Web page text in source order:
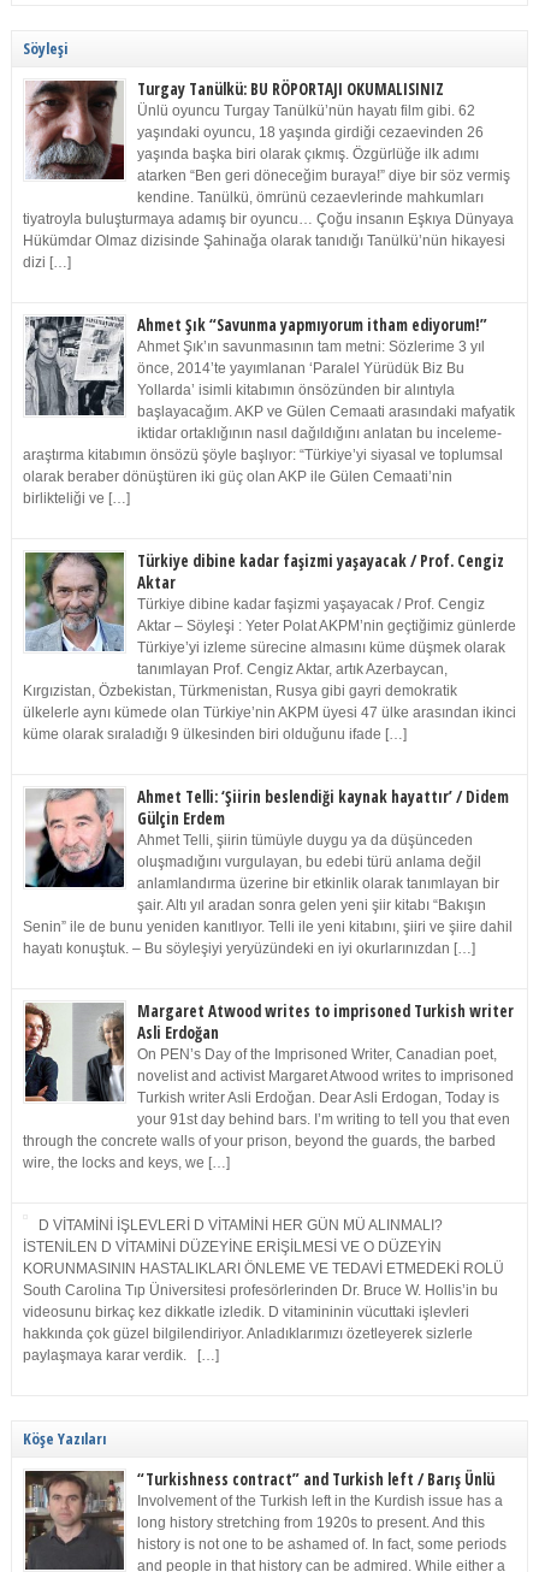
Söyleşi
Turgay Tanülkü: BU RÖPORTAJI OKUMALISINIZ
Ünlü oyuncu Turgay Tanülkü’nün hayatı film gibi. 62
yaşındaki oyuncu, 18 yaşında girdiği cezaevinden 26
yaşında başka biri olarak çıkmış. Özgürlüğe ilk adımı
atarken “Ben geri döneceğim buraya!” diye bir söz vermiş
kendine. Tanülkü, ömrünü cezaevlerinde mahkumları
tiyatroyla buluşturmaya adamış bir oyuncu… Çoğu insanın Eşkıya Dünyaya
Hükümdar Olmaz dizisinde Şahinağa olarak tanıdığı Tanülkü’nün hikayesi
dizi […]
Ahmet Şık “Savunma yapmıyorum itham ediyorum!”
Ahmet Şık’ın savunmasının tam metni: Sözlerime 3 yıl
önce, 2014’te yayımlanan ‘Paralel Yürüdük Biz Bu
Yollarda’ isimli kitabımın önsözünden bir alıntıyla
başlayacağım. AKP ve Gülen Cemaati arasındaki mafyatik
iktidar ortaklığının nasıl dağıldığını anlatan bu inceleme-
araştırma kitabımın önsözü şöyle başlıyor: “Türkiye’yi siyasal ve toplumsal
olarak beraber dönüştüren iki güç olan AKP ile Gülen Cemaati’nin
birlikteliği ve […]
Türkiye dibine kadar faşizmi yaşayacak / Prof. Cengiz
Aktar
Türkiye dibine kadar faşizmi yaşayacak / Prof. Cengiz
Aktar – Söyleşi : Yeter Polat AKPM’nin geçtiğimiz günlerde
Türkiye’yi izleme sürecine almasını küme düşmek olarak
tanımlayan Prof. Cengiz Aktar, artık Azerbaycan,
Kırgızistan, Özbekistan, Türkmenistan, Rusya gibi gayri demokratik
ülkelerle aynı kümede olan Türkiye’nin AKPM üyesi 47 ülke arasından ikinci
küme olarak sıraladığı 9 ülkesinden biri olduğunu ifade […]
Ahmet Telli: ‘Şiirin beslendiği kaynak hayattır’ / Didem
Gülçin Erdem
Ahmet Telli, şiirin tümüyle duygu ya da düşünceden
oluşmadığını vurgulayan, bu edebi türü anlama değil
anlamlandırma üzerine bir etkinlik olarak tanımlayan bir
şair. Altı yıl aradan sonra gelen yeni şiir kitabı “Bakışın
Senin” ile de bunu yeniden kanıtlıyor. Telli ile yeni kitabını, şiiri ve şiire dahil
hayatı konuştuk. – Bu söyleşiyi yeryüzündeki en iyi okurlarınızdan […]
Margaret Atwood writes to imprisoned Turkish writer
Asli Erdoğan
On PEN’s Day of the Imprisoned Writer, Canadian poet,
novelist and activist Margaret Atwood writes to imprisoned
Turkish writer Asli Erdoğan. Dear Asli Erdogan, Today is
your 91st day behind bars. I’m writing to tell you that even
through the concrete walls of your prison, beyond the guards, the barbed
wire, the locks and keys, we […]
D VİTAMİNİ İŞLEVLERİ D VİTAMİNİ HER GÜN MÜ ALINMALI?
İSTENİLEN D VİTAMİNİ DÜZEYİNE ERİŞİLMESİ VE O DÜZEYİN
KORUNMASININ HASTALIKLARI ÖNLEME VE TEDAVİ ETMEDEKİ ROLÜ
South Carolina Tıp Üniversitesi profesörlerinden Dr. Bruce W. Hollis’in bu
videosunu birkaç kez dikkatle izledik. D vitamininin vücuttaki işlevleri
hakkında çok güzel bilgilendiriyor. Anladıklarımızı özetleyerek sizlerle
paylaşmaya karar verdik. […]
Köşe Yazıları
“Turkishness contract” and Turkish left / Barış Ünlü
Involvement of the Turkish left in the Kurdish issue has a
long history stretching from 1920s to present. And this
history is not one to be ashamed of. In fact, some periods
and people in that history can be admired. While either a